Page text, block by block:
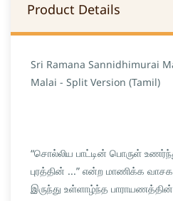
Product Details
Sri Ramana Sannidhimurai
Malai - Split Version (Tamil)
“சொல்லிய பாட்டின் பொருள்
புரத்தின் ...” என்ற மாணிக்க
இருந்து உள்ளாழ்ந்த